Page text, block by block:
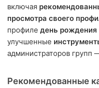
включая
просмотра своего
профиле день рождения
улучшенные
администраторов групп
Рекомендованные